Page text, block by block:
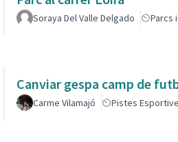
Soraya Del Valle Delgado Parcs
Canviar gespa camp de
Carme Vilamajó Pistes